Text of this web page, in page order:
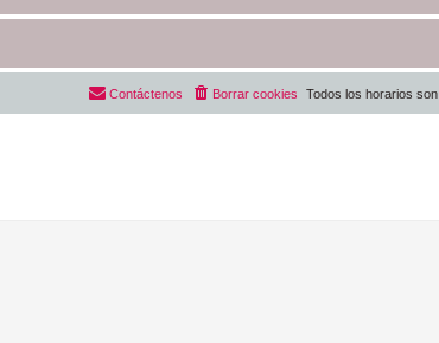
Todos los horarios son
Borrar cookies
Contáctenos